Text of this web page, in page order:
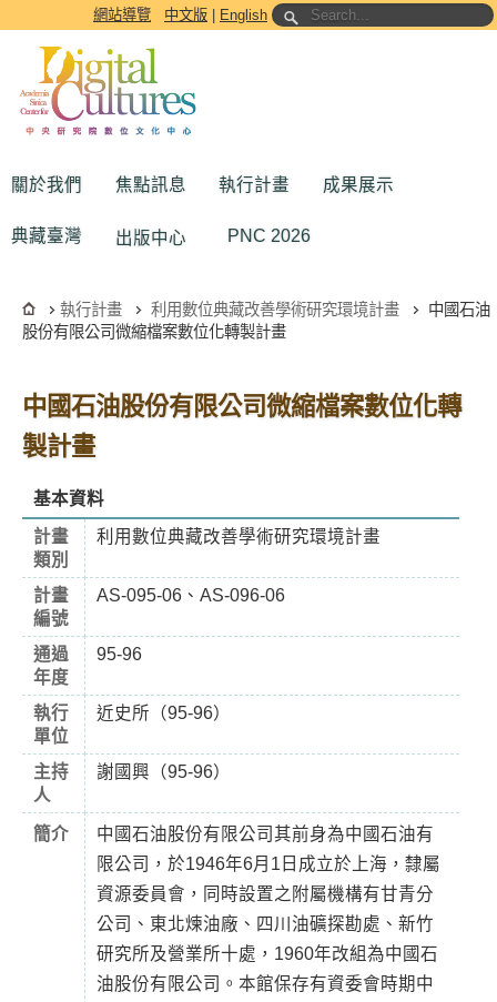
跳到主要內容區塊網站導覽 中文版 English
關於我們 焦點訊息 執行計畫 成果展示
典藏臺灣 出版中心 PNC 2026
執行計畫 利用數位典藏改善學術研究環境計畫
中國石油
股份有限公司微縮檔案數位化轉製計畫
中國石油股份有限公司微縮檔案數位化轉
製計畫
基本資料
計畫
類別
利用數位典藏改善學術研究環境計畫
計畫
編號
AS-095-06、AS-096-06
通過
年度
95-96
執行
單位
近史所（95-96）
主持
人
謝國興（95-96）
簡介
中國石油股份有限公司其前身為中國石油有
限公司，於1946年6月1日成立於上海，隸屬
資源委員會，同時設置之附屬機構有甘青分
公司、東北煉油廠、四川油礦探勘處、新竹
研究所及營業所十處，1960年改組為中國石
油股份有限公司。本館保存有資委會時期中